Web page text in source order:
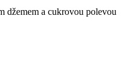
džemem a cukrovou polevou